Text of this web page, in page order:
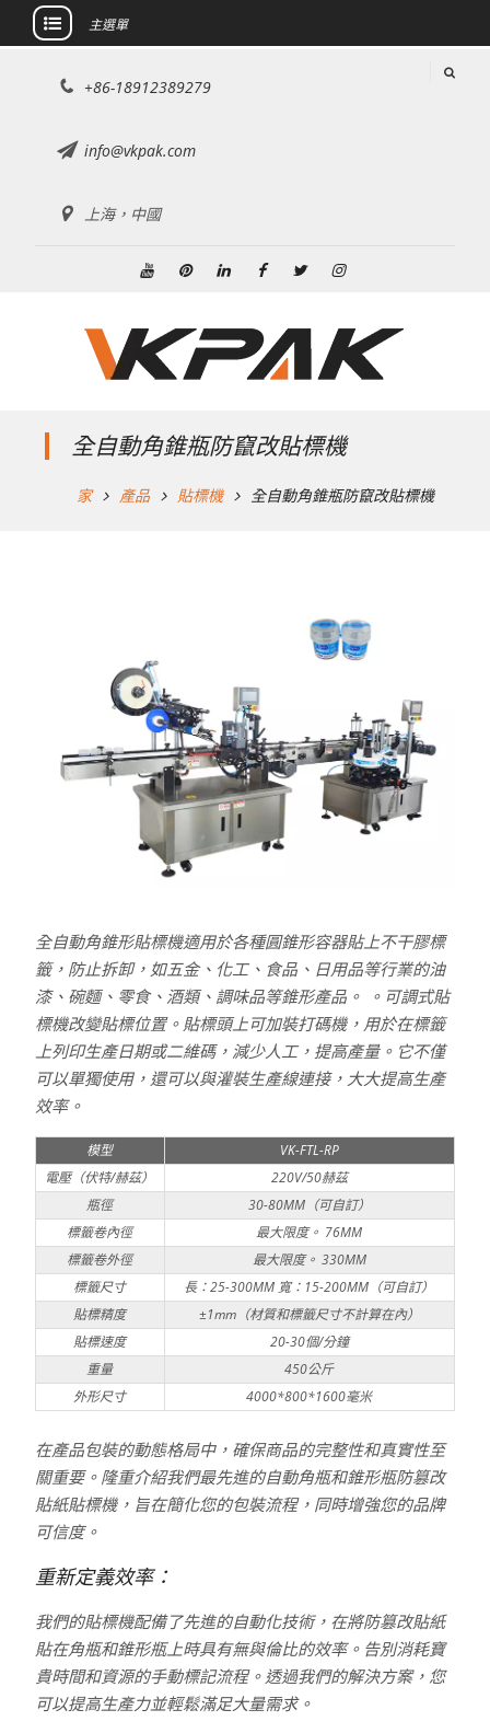
主選單
+86-18912389279
info@vkpak.com
上海，中國
全自動角錐瓶防竄改貼標機
家 產品 貼標機 全自動角錐瓶防竄改貼標機
全自動角錐形貼標機適用於各種圓錐形容器貼上不干膠標
籤，防止拆卸，如五金、化工、食品、日用品等行業的油
漆、碗麵、零食、酒類、調味品等錐形產品。 。可調式貼
標機改變貼標位置。貼標頭上可加裝打碼機，用於在標籤
上列印生產日期或二維碼，減少人工，提高產量。它不僅
可以單獨使用，還可以與灌裝生產線連接，大大提高生產
效率。
模型
VK-FTL-RP
電壓（伏特/赫茲）
220V/50赫茲
瓶徑
30-80MM（可自訂）
標籤卷內徑
最大限度。 76MM
標籤卷外徑
最大限度。 330MM
標籤尺寸
長：25-300MM 寬：15-200MM（可自訂）
貼標精度
±1mm（材質和標籤尺寸不計算在內）
貼標速度
20-30個/分鐘
重量
450公斤
外形尺寸
4000*800*1600毫米
在產品包裝的動態格局中，確保商品的完整性和真實性至
關重要。隆重介紹我們最先進的自動角瓶和錐形瓶防篡改
貼紙貼標機，旨在簡化您的包裝流程，同時增強您的品牌
可信度。
重新定義效率：
我們的貼標機配備了先進的自動化技術，在將防篡改貼紙
貼在角瓶和錐形瓶上時具有無與倫比的效率。告別消耗寶
貴時間和資源的手動標記流程。透過我們的解決方案，您
可以提高生產力並輕鬆滿足大量需求。